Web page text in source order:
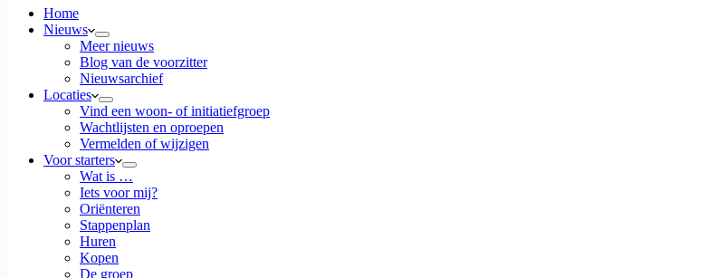
Home
Nieuws
Meer nieuws
Blog van de voorzitter
Nieuwsarchief
Locaties
Vind een woon- of initiatiefgroep
Wachtlijsten en oproepen
Vermelden of wijzigen
Voor starters
Wat is …
Iets voor mij?
Oriënteren
Stappenplan
Huren
Kopen
De groep